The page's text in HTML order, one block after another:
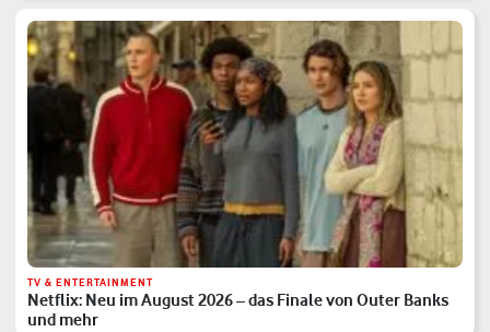
TV & ENTERTAINMENT
Netflix: Neu im August 2026 – das Finale von Outer Banks
und mehr